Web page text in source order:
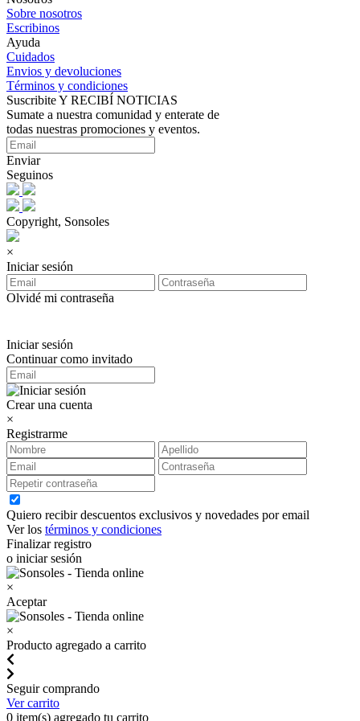
Sobre nosotros
Escribinos
Ayuda
Cuidados
Envios y devoluciones
Términos y condiciones
Suscribite Y RECIBÍ NOTICIAS
Sumate a nuestra comunidad y enterate de
todas nuestras promociones y eventos.
Enviar
Seguinos
Copyright, Sonsoles
×
Iniciar sesión
Olvidé mi contraseña
Iniciar sesión
Continuar como invitado
Crear una cuenta
×
Registrarme
Quiero recibir descuentos exclusivos y novedades por email
Ver los términos y condiciones
Finalizar registro
o iniciar sesión
×
Aceptar
×
Producto agregado a carrito
Seguir comprando
Ver carrito
0 item(s) agregado tu carrito